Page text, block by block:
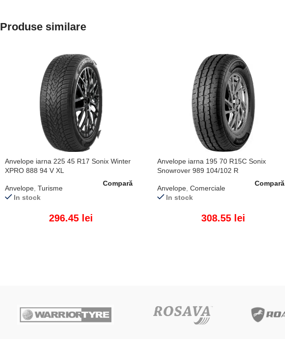
Produse similare
Anvelope iarna 225 45 R17 Sonix Winter
XPRO 888 94 V XL
Anvelope Turisme
In stock
296.45 lei
Compară
Anvelope iarna 195 70 R15C Sonix
Snowrover 989 104/102 R
Anvelope, Comerciale
In stock
308.55 lei
Compară